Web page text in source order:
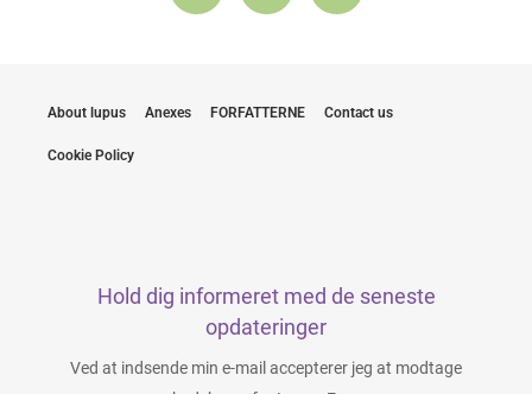
About lupus Anexes FORFATTERNE Contact us
Cookie Policy
Hold dig informeret med de seneste
opdateringer
Ved at indsende min e-mail accepterer jeg at modtage